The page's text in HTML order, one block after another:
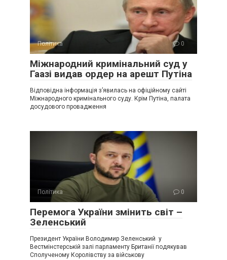
Політика 0
Міжнародний кримінальний суд у
Гаазі видав ордер на арешт Путіна
Відповідна інформація з’явилась на офіційному сайті
Міжнародного кримінального суду. Крім Путіна, палата
досудового провадження
Політика 0
Перемога України змінить світ –
Зеленський
Президент України Володимир Зеленський у
Вестмінстерській залі парламенту Британії подякував
Сполученому Королівству за військову